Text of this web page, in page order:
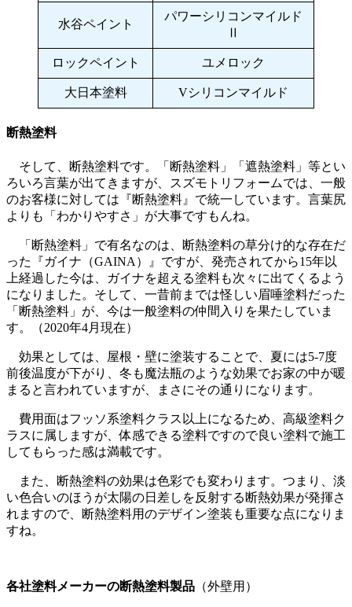
水谷ペイント
パワーシリコンマイルド
Ⅱ
ロックペイント ユメロック
大日本塗料 Vシリコンマイルド
断熱塗料
そして、断熱塗料です。「断熱塗料」「遮熱塗料」等とい
ろいろ言葉が出てきますが、スズモトリフォームでは、一般
のお客様に対しては『断熱塗料』で統一しています。言葉尻
よりも「わかりやすさ」が大事ですもんね。
「断熱塗料」で有名なのは、断熱塗料の草分け的な存在だ
った『ガイナ（GAINA）』ですが、発売されてから15年以
上経過した今は、ガイナを超える塗料も次々に出てくるよう
になりました。そして、一昔前までは怪しい眉唾塗料だった
「断熱塗料」が、今は一般塗料の仲間入りを果たしていま
す。（2020年4月現在）
効果としては、屋根・壁に塗装することで、夏には5-7度
前後温度が下がり、冬も魔法瓶のような効果でお家の中が暖
まると言われていますが、まさにその通りになります。
費用面はフッソ系塗料クラス以上になるため、高級塗料ク
ラスに属しますが、体感できる塗料ですので良い塗料で施工
してもらった感は満載です。
また、断熱塗料の効果は色彩でも変わります。つまり、淡
い色合いのほうが太陽の日差しを反射する断熱効果が発揮さ
れますので、断熱塗料用のデザイン塗装も重要な点になりま
すね。
各社塗料メーカーの断熱塗料製品 （外壁用）